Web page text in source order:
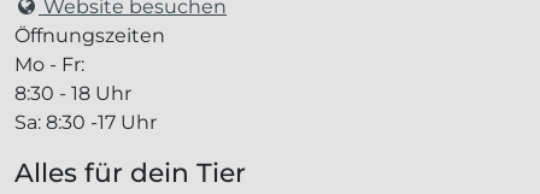
Website besuchen
Öffnungszeiten
Mo - Fr:
8:30 - 18 Uhr
Sa: 8:30 -17 Uhr
Alles für dein Tier